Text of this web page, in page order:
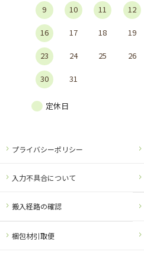
9 10 11 12
16 17 18 19
23 24 25 26
30 31
定休日
梱包材引取便
プライバシーポリシー
入力不具合について
搬入経路の確認